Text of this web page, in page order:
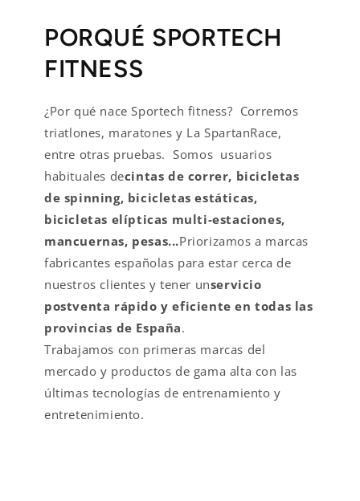
PORQUÉ SPORTECH
FITNESS
¿Por qué nace Sportech fitness? Corremos
triatlones, maratones y La SpartanRace,
entre otras pruebas. Somos usuarios
habituales decintas de correr, bicicletas
de spinning, bicicletas estáticas,
bicicletas elípticas multi-estaciones,
mancuernas, pesas...Priorizamos a marcas
fabricantes españolas para estar cerca de
nuestros clientes y tener unservicio
postventa rápido y eficiente en todas las
provincias de España.
Trabajamos con primeras marcas del
mercado y productos de gama alta con las
últimas tecnologías de entrenamiento y
entretenimiento.